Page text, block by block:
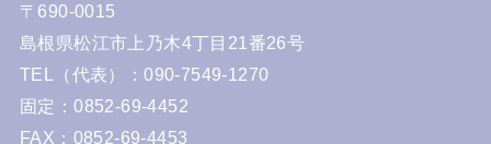
〒690-0015
島根県松江市上乃木4丁目21番26号
TEL（代表）：090-7549-1270
固定：0852-69-4452
FAX：0852-69-4453